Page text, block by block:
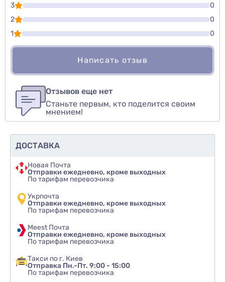
3
0
2
0
1
0
Написать отзыв
авторизуйтесь иливойдите
Оценить товар
Отзывов еще нет
Станьте первым, кто поделится своим
мнением!
ДОСТАВКА
Новая Почта
Отправки ежедневно, кроме выходных
По тарифам перевозчика
Укрпочта
Отправки ежедневно, кроме выходных
По тарифам перевозчика
Meest Почта
Отправки ежедневно, кроме выходных
По тарифам перевозчика
Такси по г. Киев
Отправка Пн.-Пт. 9:00 - 15:00
По тарифам перевозчика